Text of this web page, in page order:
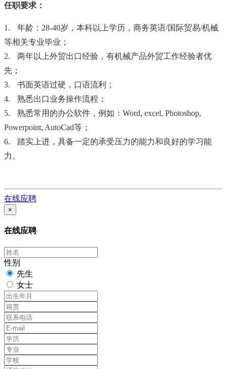
任职要求：
1. 年龄： 28-40岁，本科以上学历，商务英语/国际贸易/机械
等相关专业毕业；
2.
两年以上外贸出口经验，有机械产品外贸工作经验者优
先；
3.
书面英语过硬，口语流利；
4.
熟悉出口业务操作流程；
5.
熟悉常用的办公软件，例如： Word, excel, Photoshop,
Powerpoint, AutoCad等；
6.
踏实上进，具备一定的承受压力的能力和良好的学习能
力。
在线应聘
×
在线应聘
性别
先生
女士